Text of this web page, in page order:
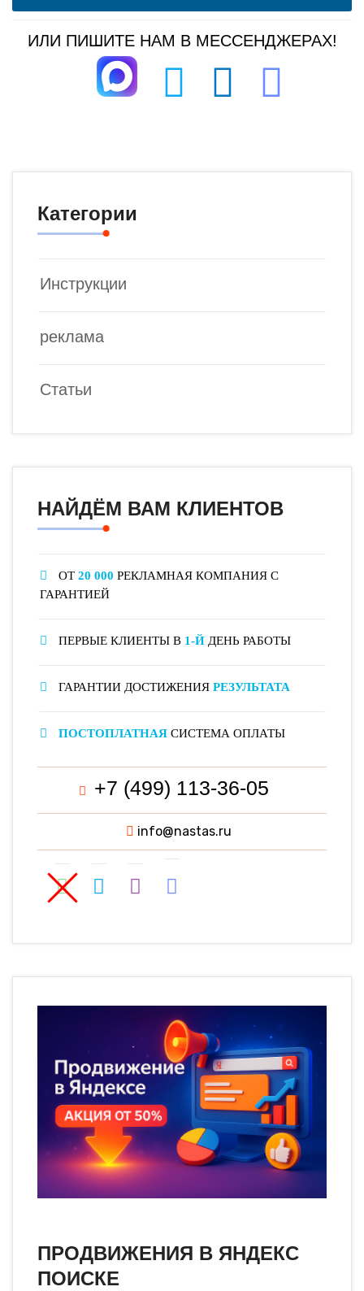
ИЛИ ПИШИТЕ НАМ В МЕССЕНДЖЕРАХ!
Категории
Инструкции
реклама
Статьи
НАЙДЁМ ВАМ КЛИЕНТОВ
ОТ 20 000 РЕКЛАМНАЯ КОМПАНИЯ С
ГАРАНТИЕЙ
ПЕРВЫЕ КЛИЕНТЫ В 1-Й ДЕНЬ РАБОТЫ
ГАРАНТИИ ДОСТИЖЕНИЯ РЕЗУЛЬТАТА
ПОСТОПЛАТНАЯ СИСТЕМА ОПЛАТЫ
+7 (499) 113-36-05
info@nastas.ru
ПРОДВИЖЕНИЯ В ЯНДЕКС
ПОИСКЕ